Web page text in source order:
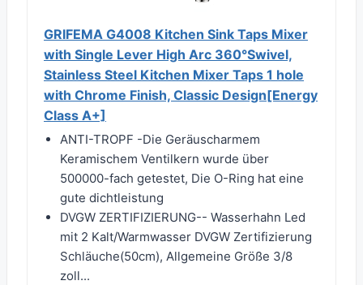
GRIFEMA G4008 Kitchen Sink Taps Mixer
with Single Lever High Arc 360°Swivel,
Stainless Steel Kitchen Mixer Taps 1 hole
with Chrome Finish, Classic Design[Energy
Class A+]
ANTI-TROPF -Die Geräuscharmem
Keramischem Ventilkern wurde über
500000-fach getestet, Die O-Ring hat eine
gute dichtleistung
DVGW ZERTIFIZIERUNG-- Wasserhahn Led
mit 2 Kalt/Warmwasser DVGW Zertifizierung
Schläuche(50cm), Allgemeine Größe 3/8
zoll...